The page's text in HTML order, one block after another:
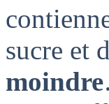
sucre et
moindre